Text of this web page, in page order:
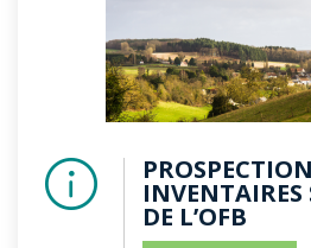
INVENTAIRES
DE L’OFB